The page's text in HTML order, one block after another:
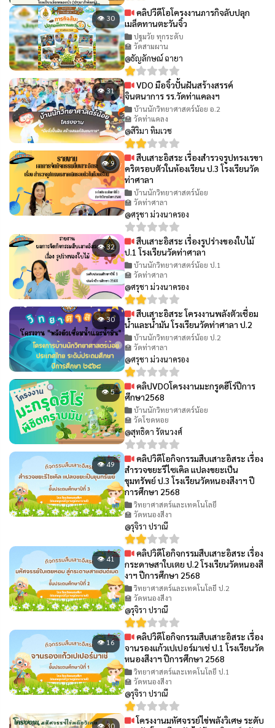
👁 30
คลิปวีดีโอโครงงานภารกิจลับปลุก
เมล็ดทานตะวันจิ๋ว
ปฐมวัย ทุกระดับ
🏫 วัดสามผาน
@ธัญลักษณ์ ฉายา
👁 31
VDO มือจิ๋วปั้นฝันสร้างสรรค์
จินตนาการ รร.วัดท่าแคลงฯ
บ้านนักวิทยาศาสตร์น้อย อ.2
🏫 วัดท่าแคลง
@สิริมา ทิมเวช
👁 9
สืบเสาะอิสระ เรื่องสำรวจรูปทรงเรขา
คริตรอบตัวในห้องเรียน ป.3 โรงเรียนวัด
ท่าศาลา
บ้านนักวิทยาศาสตร์น้อย
🏫 วัดท่าศาลา
@ศรุชา ม่วงนาครอง
👁 32
สืบเสาะอิสระ เรื่องรูปร่างของใบไม้
ป.1 โรงเรียนวัดท่าศาลา
บ้านนักวิทยาศาสตร์น้อย ป.1
🏫 วัดท่าศาลา
@ศรุชา ม่วงนาครอง
👁 30
สืบเสาะอิสระ โครงงานพลังตัวเชื่อม
น้ำและน้ำมัน โรงเรียนวัดท่าศาลา ป.2
บ้านนักวิทยาศาสตร์น้อย ป.2
🏫 วัดท่าศาลา
@ศรุชา ม่วงนาครอง
👁 5
คลิปVDOโครงงานมะกรูดฮีโร่ปีการ
ศึกษา2568
บ้านนักวิทยาศาสตร์น้อย
🏫 วัดโขดหอย
@สุทธิดา รัตนวงศ์
👁 49
คลิปวิดีโอกิจกรรมสืบเสาะอิสระ เรื่อง
สำรวจขยะรีไซเคิล แปลงขยะเป็น
ขุมทรัพย์ ป.3 โรงเรียนวัดหนองสีงาฯ ปี
การศึกษา 2568
วิทยาศาสตร์และเทคโนโลยี
🏫 วัดหนองสีงา
@รุจิรา ปราณี
👁 41
คลิปวิดีโอกิจกรรมสืบเสาะอิสระ เรื่อง
กระดาษสาใบเตย ป.2 โรงเรียนวัดหนองสี
งาฯ ปีการศึกษา 2568
วิทยาศาสตร์และเทคโนโลยี ป.2
🏫 วัดหนองสีงา
@รุจิรา ปราณี
👁 16
คลิปวิดีโอกิจกรรมสืบเสาะอิสระ เรื่อง
จานรองแก้วเปเปอร์มาเช่ ป.1 โรงเรียนวัด
หนองสีงาฯ ปีการศึกษา 2568
วิทยาศาสตร์และเทคโนโลยี ป.1
🏫 วัดหนองสีงา
@รุจิรา ปราณี
👁 30
โครงงานมหัศจรรย์ไข่พลังวิเศษ ระดับ